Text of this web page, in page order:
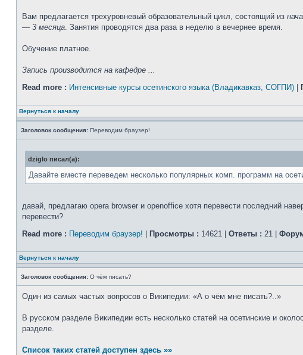
Вам предлагается трехуровневый образовательный цикл, состоящий из
— 3 месяца. Занятия проводятся два раза в неделю в вечернее время.
Обучение платное.
Запись производится на кафедре ...
Read more : Интенсивные курсы осетинского языка (Владикавказ, СОГПИ)
Вернуться к началу
Заголовок сообщения: Переводим браузер!
dziglo писал(а):
Давайте вместе переведем несколько популярных комп. программ на
давай, предлагаю opera browser и openoffice хотя перевести последний
перевести?
Read more : Переводим браузер! Просмотры : 14621 | Ответы : 21 |
Вернуться к началу
Заголовок сообщения: О чём писать?
Один из самых частых вопросов о Википедии: «А о чём мне писать?..»
В русском разделе Википедии есть несколько статей на осетинские и
разделе.
Список таких статей доступен здесь »»